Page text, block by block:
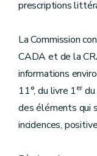
prescriptions
La Commission
CADA et de la
informations
11°, du livre 1erdu
des éléments qui
incidences,